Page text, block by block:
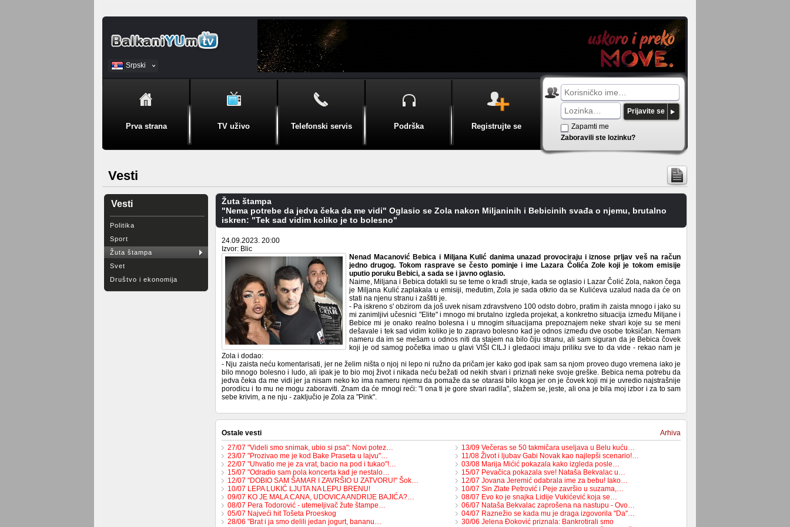
Srpski
BiH
Prva strana TV uživo Telefonski servis Podrška Registrujte se
Prijavite se
Zapamti me
Zaboravili ste lozinku?
Vesti
Vesti
Politika
Sport
Žuta štampa
Svet
Društvo i ekonomija
Žuta štampa
"Nema potrebe da jedva čeka da me vidi" Oglasio se Zola nakon Miljaninih i Bebicinih svađa o njemu, brutalno
iskren: "Tek sad vidim koliko je to bolesno"
24.09.2023. 20:00
Izvor: Blic
Nenad Macanović Bebica i Miljana Kulić danima unazad provociraju i iznose prljav veš na račun
jedno drugog. Tokom rasprave se često pominje i ime Lazara Čolića Zole koji je tokom emisije
uputio poruku Bebici, a sada se i javno oglasio.
Naime, Miljana i Bebica dotakli su se teme o krađi struje, kada se oglasio i Lazar Čolić Zola, nakon čega
je Miljana Kulić zaplakala u emisiji, međutim, Zola je sada otkrio da se Kulićeva uzalud nada da će on
stati na njenu stranu i zaštiti je.
- Pa iskreno s' obzirom da još uvek nisam zdravstveno 100 odsto dobro, pratim ih zaista mnogo i jako su
mi zanimljivi učesnici "Elite" i mnogo mi brutalno izgleda projekat, a konkretno situacija između Miljane i
Bebice mi je onako realno bolesna i u mnogim situacijama prepoznajem neke stvari koje su se meni
dešavale i tek sad vidim koliko je to zapravo bolesno kad je odnos između dve osobe toksičan. Nemam
nameru da im se mešam u odnos niti da stajem na bilo čiju stranu, ali sam siguran da je Bebica čovek
koji je od samog početka imao u glavi VIŠI CILJ i gledaoci imaju priliku sve to da vide - rekao nam je
Zola i dodao:
- Nju zaista neću komentarisati, jer ne želim ništa o njoj ni lepo ni ružno da pričam jer kako god ipak sam sa njom proveo dugo vremena iako je
bilo mnogo bolesno i ludo, ali ipak je to bio moj život i nikada neću bežati od nekih stvari i priznati neke svoje greške. Bebica nema potrebu da
jedva čeka da me vidi jer ja nisam neko ko ima nameru njemu da pomaže da se otarasi bilo koga jer on je čovek koji mi je uvredio najstrašnije
porodicu i to mu ne mogu zaboraviti. Znam da će mnogi reći: "I ona ti je gore stvari radila", slažem se, jeste, ali ona je bila moj izbor i za to sam
sebe krivim, a ne nju - zaključio je Zola za "Pink".
Ostale vesti
Arhiva
27/07 "Videli smo snimak, ubio si psa": Novi potez…
23/07 "Prozivao me je kod Bake Praseta u lajvu"…
22/07 "Uhvatio me je za vrat, bacio na pod i tukao"!…
15/07 "Odradio sam pola koncerta kad je nestalo…
12/07 "DOBIO SAM ŠAMAR I ZAVRŠIO U ZATVORU!" Šok…
10/07 LEPA LUKIĆ LJUTA NA LEPU BRENU!
09/07 KO JE MALA CANA, UDOVICA ANDRIJE BAJIĆA?…
08/07 Pera Todorović - utemeljivač žute štampe…
05/07 Najveći hit Tošeta Proeskog
28/06 "Brat i ja smo delili jedan jogurt, bananu…
13/09 Večeras se 50 takmičara useljava u Belu kuću…
11/08 Život i ljubav Gabi Novak kao najlepši scenario!…
03/08 Marija Mićić pokazala kako izgleda posle…
15/07 Pevačica pokazala sve! Nataša Bekvalac u…
12/07 Jovana Jeremić odabrala ime za bebu! Iako…
10/07 Sin Zlate Petrović i Peje završio u suzama,…
08/07 Evo ko je snajka Lidije Vukićević koja se…
06/07 Nataša Bekvalac zaprošena na nastupu - Ovo…
04/07 Raznežio se kada mu je draga izgovorila "Da"…
30/06 Jelena Đoković priznala: Bankrotirali smo